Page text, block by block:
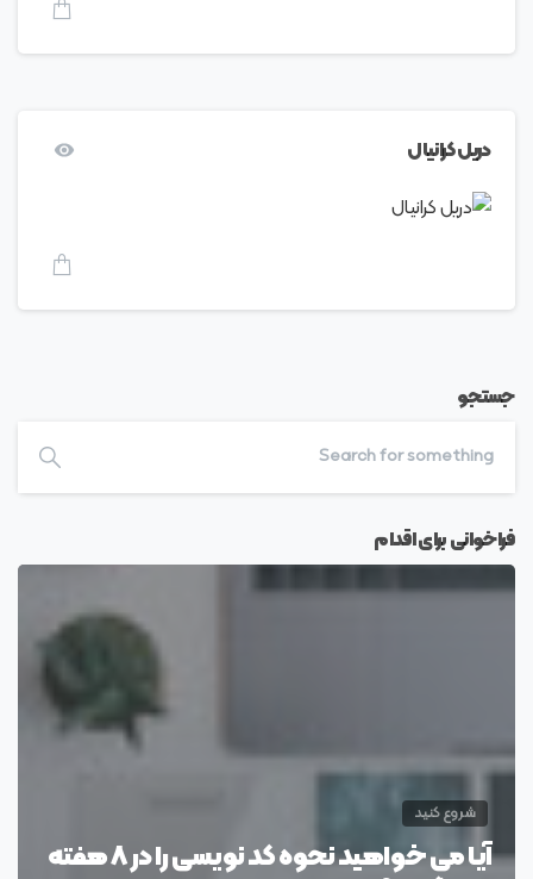
دریل کرانیال
جستجو
فراخوانی برای اقدام
شروع کنید
آیا می خواهید نحوه کد نویسی را در 8 هفته